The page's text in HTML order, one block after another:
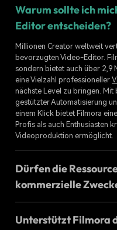
Warum sollte ich
Editor entscheiden?
Millionen Creator weltweit
bevorzugten Video-Editor.
sondern bietet auch über 2,9
eine Vielzahl professioneller
nächste Level zu bringen.
gestützter Automatisierung
einem Klick bietet Filmora
Profis als auch Enthusiasten
Videoproduktion ermöglicht.
Dürfen die
kommerzielle
Unterstützt Filmora